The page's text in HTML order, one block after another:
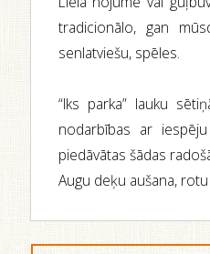
tradicionālo, gan
senlatviešu, spēles.
“Iks parka” lauku
nodarbības ar
piedāvātas šādas
Augu deķu aušana,